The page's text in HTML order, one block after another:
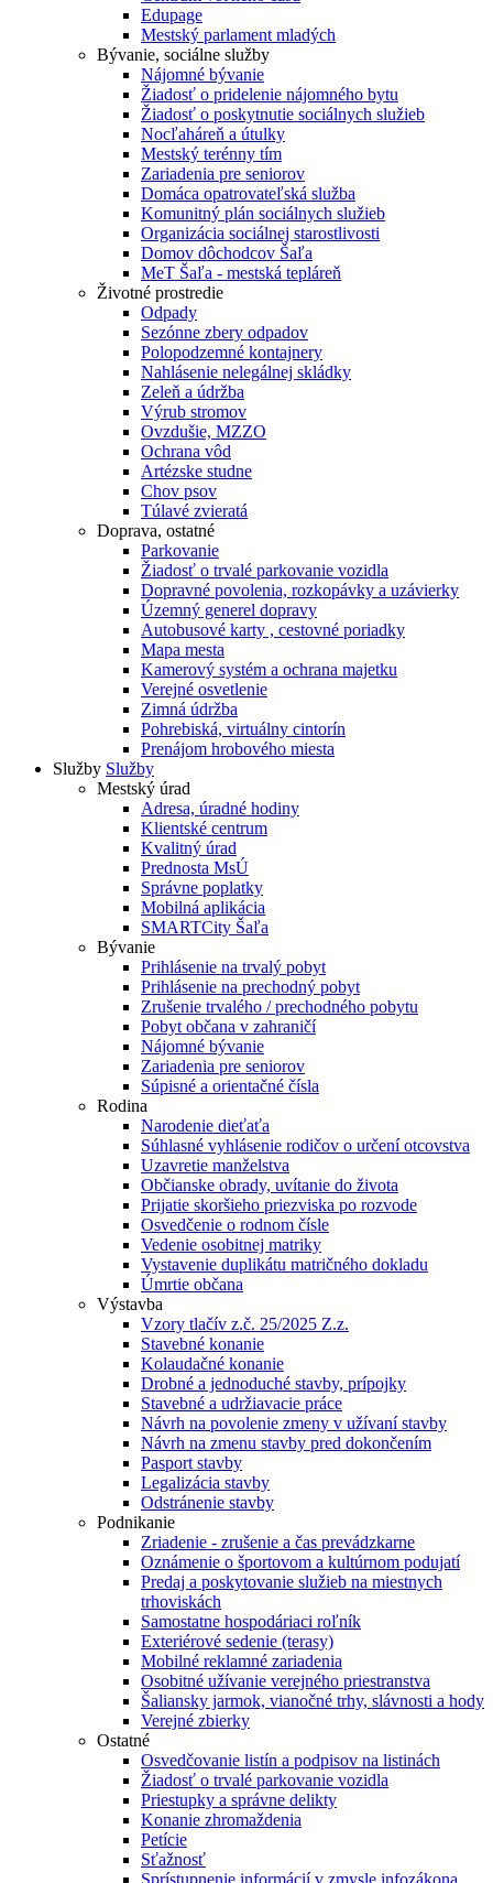
Edupage
Mestský parlament mladých
Bývanie, sociálne služby
Nájomné bývanie
Žiadosť o pridelenie nájomného bytu
Žiadosť o poskytnutie sociálnych služieb
Nocľaháreň a útulky
Mestský terénny tím
Zariadenia pre seniorov
Domáca opatrovateľská služba
Komunitný plán sociálnych služieb
Organizácia sociálnej starostlivosti
Domov dôchodcov Šaľa
MeT Šaľa - mestská tepláreň
Životné prostredie
Odpady
Sezónne zbery odpadov
Polopodzemné kontajnery
Nahlásenie nelegálnej skládky
Zeleň a údržba
Výrub stromov
Ovzdušie, MZZO
Ochrana vôd
Artézske studne
Chov psov
Túlavé zvieratá
Doprava, ostatné
Parkovanie
Žiadosť o trvalé parkovanie vozidla
Dopravné povolenia, rozkopávky a uzávierky
Územný generel dopravy
Autobusové karty , cestovné poriadky
Mapa mesta
Kamerový systém a ochrana majetku
Verejné osvetlenie
Zimná údržba
Pohrebiská, virtuálny cintorín
Prenájom hrobového miesta
Služby Služby
Mestský úrad
Adresa, úradné hodiny
Klientské centrum
Kvalitný úrad
Prednosta MsÚ
Správne poplatky
Mobilná aplikácia
SMARTCity Šaľa
Bývanie
Prihlásenie na trvalý pobyt
Prihlásenie na prechodný pobyt
Zrušenie trvalého / prechodného pobytu
Pobyt občana v zahraničí
Nájomné bývanie
Zariadenia pre seniorov
Súpisné a orientačné čísla
Rodina
Narodenie dieťaťa
Súhlasné vyhlásenie rodičov o určení otcovstva
Uzavretie manželstva
Občianske obrady, uvítanie do života
Prijatie skoršieho priezviska po rozvode
Osvedčenie o rodnom čísle
Vedenie osobitnej matriky
Vystavenie duplikátu matričného dokladu
Úmrtie občana
Výstavba
Vzory tlačív z.č. 25/2025 Z.z.
Stavebné konanie
Kolaudačné konanie
Drobné a jednoduché stavby, prípojky
Stavebné a udržiavacie práce
Návrh na povolenie zmeny v užívaní stavby
Návrh na zmenu stavby pred dokončením
Pasport stavby
Legalizácia stavby
Odstránenie stavby
Podnikanie
Zriadenie - zrušenie a čas prevádzkarne
Oznámenie o športovom a kultúrnom podujatí
Predaj a poskytovanie služieb na miestnych
trhoviskách
Samostatne hospodáriaci roľník
Exteriérové sedenie (terasy)
Mobilné reklamné zariadenia
Osobitné užívanie verejného priestranstva
Šaliansky jarmok, vianočné trhy, slávnosti a hody
Verejné zbierky
Ostatné
Osvedčovanie listín a podpisov na listinách
Žiadosť o trvalé parkovanie vozidla
Priestupky a správne delikty
Konanie zhromaždenia
Petície
Sťažnosť
Sprístupnenie informácií v zmysle infozákona